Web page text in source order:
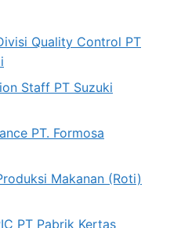
Quality Control PT
Staff PT Suzuki
PT. Formosa
Makanan (Roti)
PT Pabrik Kertas